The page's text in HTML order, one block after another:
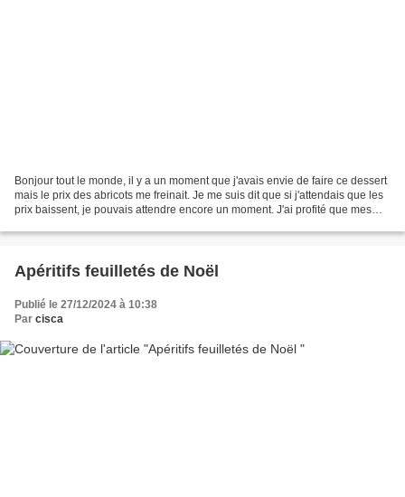
Bonjour tout le monde, il y a un moment que j'avais envie de faire ce dessert
mais le prix des abricots me freinait. Je me suis dit que si j'attendais que les
prix baissent, je pouvais attendre encore un moment. J'ai profité que mes
Apéritifs feuilletés de Noël
Publié le 27/12/2024 à 10:38
Par cisca